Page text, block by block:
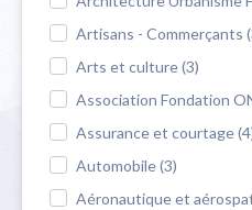
Artisans - Commerçants
Arts et culture (3)
Association Fondation
Assurance et courtage
Automobile (3)
Aéronautique et